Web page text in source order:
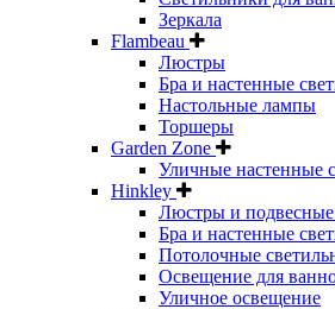
Зеркала
Flambeau
Люстры
Бра и настенные
Настольные лампы
Торшеры
Garden Zone
Уличные настенные
Hinkley
Люстры и подвесные
Бра и настенные
Потолочные
Освещение для
Уличное освещение